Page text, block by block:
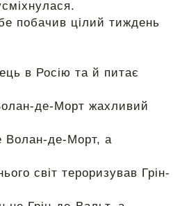
побачив цілий тиждень
в Росію та й питає
де-Морт жахливий
Волан-де-Морт, а
світ тероризував Грін-